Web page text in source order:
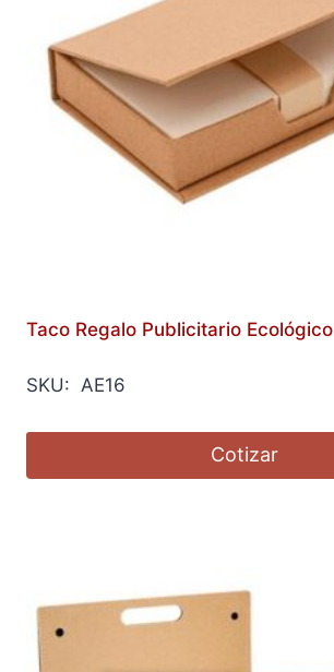
Taco Regalo Publicitario Ecológico
SKU: AE16
Cotizar